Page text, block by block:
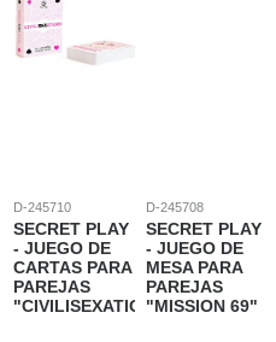
D-245710
SECRET PLAY
- JUEGO DE
CARTAS PARA
PAREJAS
"CIVILISEXATIONS"
D-245708
SECRET PLAY
- JUEGO DE
MESA PARA
PAREJAS
"MISSION 69"